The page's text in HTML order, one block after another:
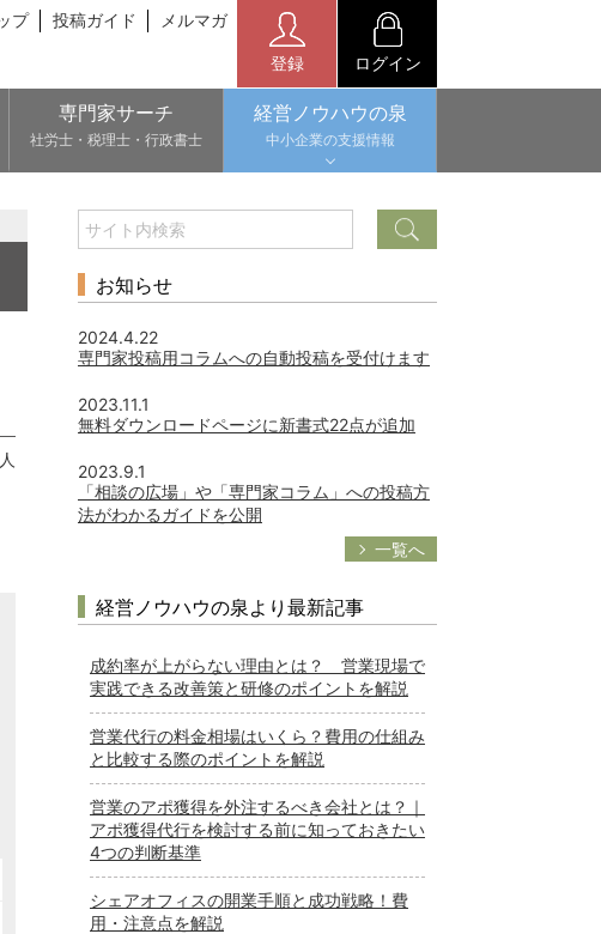
プ 投稿ガイド メルマガ
登録 ログイン
専門家サーチ
社労士・税理士・行政書士
経営ノウハウの泉
中小企業の支援情報
お知らせ
2024.4.22
専門家投稿用コラムへの自動投稿を受付けます
2023.11.1
無料ダウンロードページに新書式22点が追加
2023.9.1
「相談の広場」や「専門家コラム」への投稿方
法がわかるガイドを公開
一覧へ
経営ノウハウの泉より最新記事
成約率が上がらない理由とは？ 営業現場で
実践できる改善策と研修のポイントを解説
営業代行の料金相場はいくら？費用の仕組み
と比較する際のポイントを解説
営業のアポ獲得を外注するべき会社とは？｜
アポ獲得代行を検討する前に知っておきたい
4つの判断基準
シェアオフィスの開業手順と成功戦略！費
用・注意点を解説